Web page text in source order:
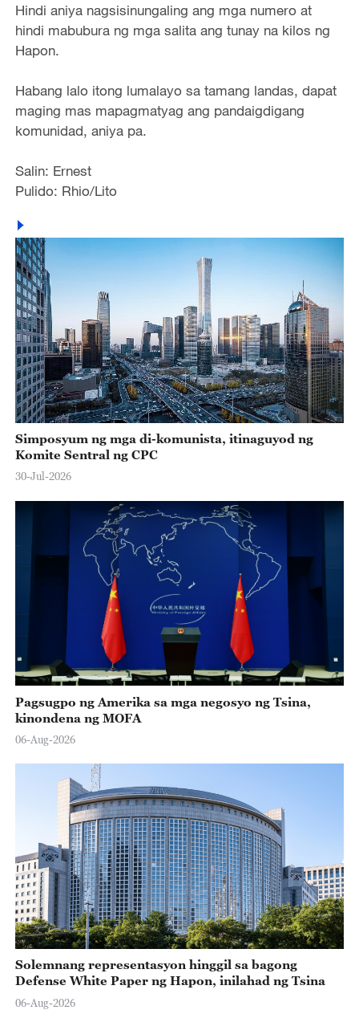
Hindi aniya nagsisinungaling ang mga numero at
hindi mabubura ng mga salita ang tunay na kilos ng
Hapon.
Habang lalo itong lumalayo sa tamang landas, dapat
maging mas mapagmatyag ang pandaigdigang
komunidad, aniya pa.
Salin: Ernest
Pulido: Rhio/Lito
Simposyum ng mga di-komunista, itinaguyod ng
Komite Sentral ng CPC
30-Jul-2026
Pagsugpo ng Amerika sa mga negosyo ng Tsina,
kinondena ng MOFA
06-Aug-2026
Solemnang representasyon hinggil sa bagong
Defense White Paper ng Hapon, inilahad ng Tsina
06-Aug-2026